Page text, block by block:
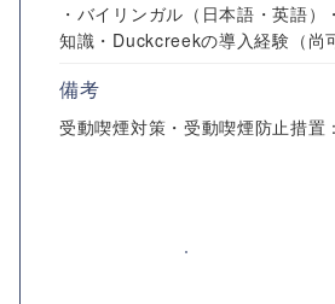
・バイリンガル（日本語・英語）
知識・Duckcreekの導入経験（尚
備考
受動喫煙対策・受動喫煙防止措置